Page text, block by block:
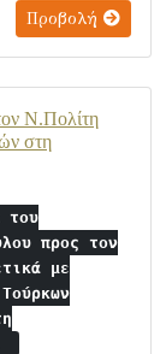
Προβολή
Ν.Πολίτη
στη
του
προς τον
με